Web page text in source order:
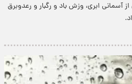
آسمانی ابری، وزش باد و رگبار و رعدوبرق